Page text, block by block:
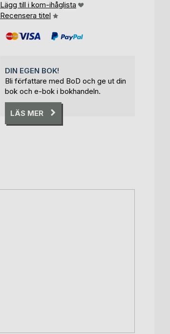
Lägg till i kom-ihåglista
Recensera titel
DIN EGEN BOK!
Bli författare med BoD och ge ut din
bok och e-bok i bokhandeln.
LÄS MER